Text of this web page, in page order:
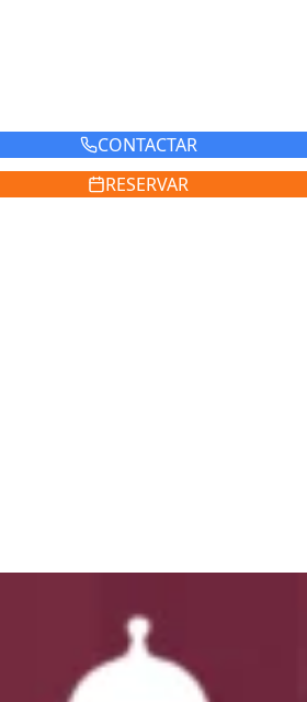
CONTACTAR
RESERVAR